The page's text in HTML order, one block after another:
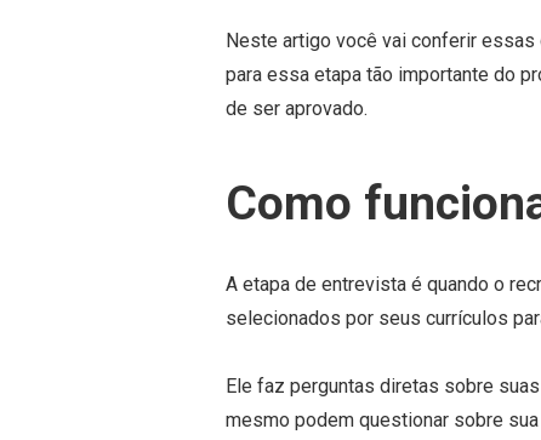
Neste artigo você vai conferir
para essa etapa tão importante do
de ser aprovado.
Como
A etapa de entrevista é quando o
selecionados por seus currículos
Ele faz perguntas diretas sobre
mesmo podem questionar sobre